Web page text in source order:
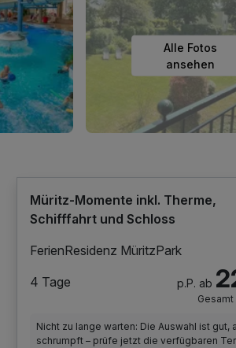
Alle Fotos
ansehen
Müritz-Momente inkl. Therme,
Schifffahrt und Schloss
FerienResidenz MüritzPark
4 Tage
p.P. ab
Gesamt
Nicht zu lange warten: Die Auswahl ist gut,
schrumpft – prüfe jetzt die verfügbaren